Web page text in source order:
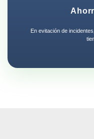
En evitación de